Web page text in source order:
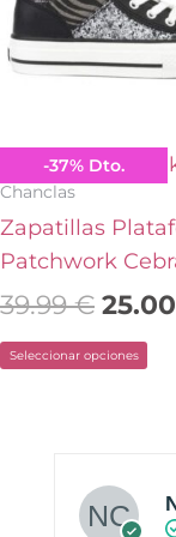
-37% Dto.
B&W
Chanclas
Zapatillas
Patchwork
39.99€
39.99
25.00
Seleccionar opciones
variantes.
Las
pueden
elegir
en
la
página
producto